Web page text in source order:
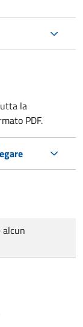
la
PDF.
alcun